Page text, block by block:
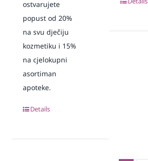
ostvarujete
popust od 20%
na svu dječiju
kozmetiku i 15%
na cjelokupni
asortiman
apoteke.
Details